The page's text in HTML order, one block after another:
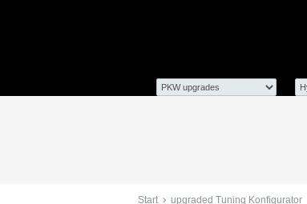
Tuningteile:
Start upgraded Tuning Konfigurator